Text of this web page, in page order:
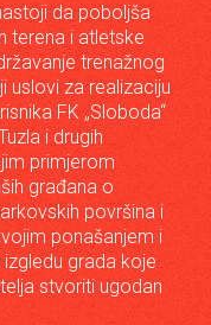
da poboljša
terena i atletske
trenažnog
uslovi za realizaciju
FK „Sloboda“
i drugih
primjerom
građana o
površina i
ponašanjem i
grada koje
stvoriti ugodan